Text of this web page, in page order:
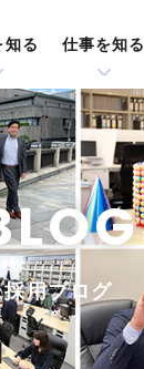
る 仕事を知る
採用ブログ